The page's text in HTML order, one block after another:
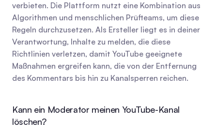
verbieten. Die Plattform nutzt eine Kombination aus
Algorithmen und menschlichen Prüfteams, um diese
Regeln durchzusetzen. Als Ersteller liegt es in deiner
Verantwortung, Inhalte zu melden, die diese
Richtlinien verletzen, damit YouTube geeignete
Maßnahmen ergreifen kann, die von der Entfernung
des Kommentars bis hin zu Kanalsperren reichen.
Kann ein Moderator meinen YouTube-Kanal
löschen?